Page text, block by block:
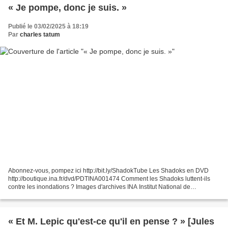
« Je pompe, donc je suis. »
Publié le 03/02/2025 à 18:19
Par charles tatum
Abonnez-vous, pompez ici http://bit.ly/ShadokTube Les Shadoks en DVD
http://boutique.ina.fr/dvd/PDTINA001474 Comment les Shadoks luttent-ils
contre les inondations ? Images d'archives INA Institut National de
« Et M. Lepic qu'est-ce qu'il en pense ? » [Jules